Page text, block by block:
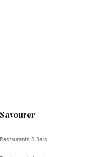
Savourer
Restaurants & Bars